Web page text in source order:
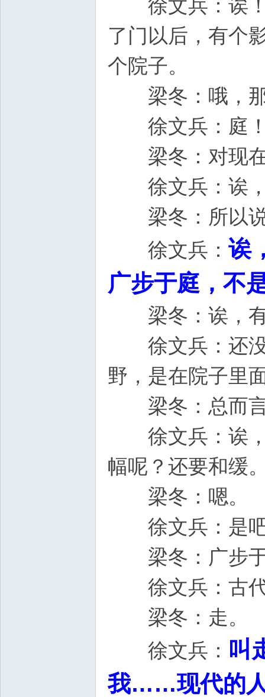
徐文兵：诶！“
了门以后，有个
个院子。
梁冬：哦，那
徐文兵：庭
梁冬：对现在
徐文兵：诶
梁冬：所以
徐文兵： 诶
广步于庭，不
梁冬：诶
徐文兵：还没
野，是在院子
梁冬：总而
徐文兵：诶，
幅呢？还要和缓
梁冬：嗯。
徐文兵：
梁冬：广
徐文兵：古代
梁冬：走。
徐文兵： 叫
我……现代的人